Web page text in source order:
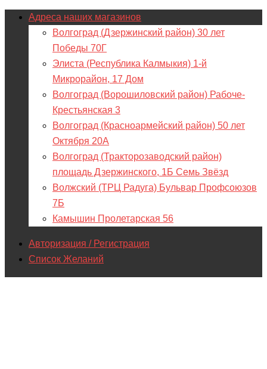
Адреса наших магазинов
Волгоград (Дзержинский район) 30 лет
Победы 70Г
Элиста (Республика Калмыкия) 1-й
Микрорайон, 17 Дом
Волгоград (Ворошиловский район) Рабоче-
Крестьянская 3
Волгоград (Красноармейский район) 50 лет
Октября 20А
Волгоград (Тракторозаводский район)
площадь Дзержинского, 1Б Семь Звёзд
Волжский (ТРЦ Радуга) Бульвар Профсоюзов
7Б
Камышин Пролетарская 56
Авторизация / Регистрация
Список Желаний